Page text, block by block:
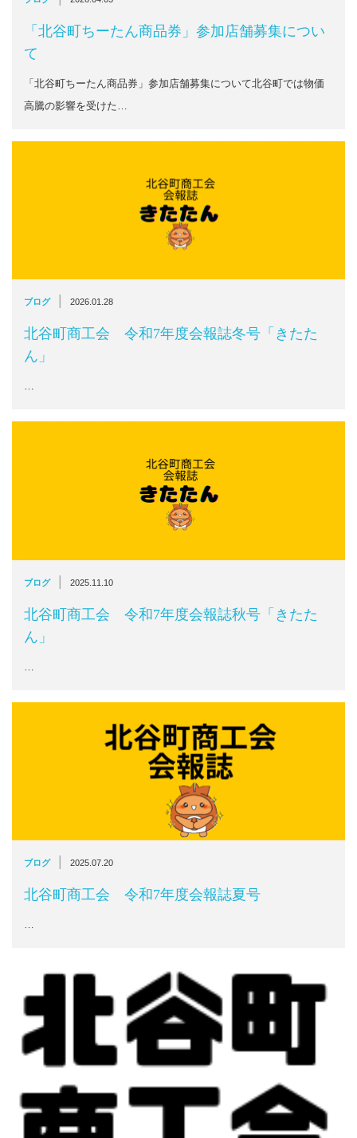
「北谷町ちーたん商品券」参加店舗募集につい
て
「北谷町ちーたん商品券」参加店舗募集について北谷町では物価
高騰の影響を受けた…
ブログ 2026.01.28
北谷町商工会 令和7年度会報誌冬号「きたた
ん」
…
ブログ | 2025.11.10
北谷町商工会 令和7年度会報誌秋号「きたた
ん」
ブログ | 2025.07.20
北谷町商工会 令和7年度会報誌夏号